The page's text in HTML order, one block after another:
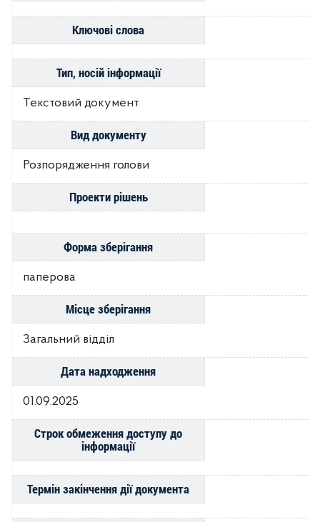
Ключові слова
Тип, носій інформації
Текстовий документ
Вид документу
Розпорядження голови
Проекти рішень
Форма зберігання
паперова
Місце зберігання
Загальний відділ
Дата надходження
01.09.2025
Строк обмеження доступу до
інформації
Термін закінчення дії документа